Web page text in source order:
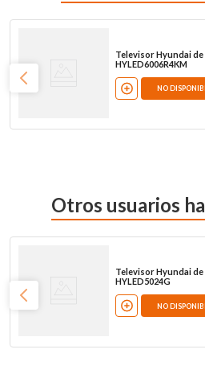
Televisor Hyundai de
HYLED6006R4KM
NO
Otros usuarios
Televisor Hyundai de
HYLED5024G
NO